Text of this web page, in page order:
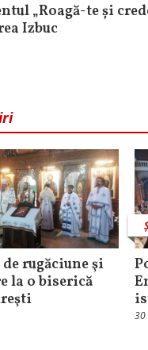
„Roagă-te și
Izbuc
rugăciune şi
la o biserică
30